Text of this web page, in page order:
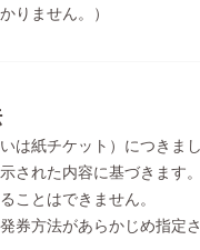
りません。）
は紙チケット）につきま
された内容に基づきます
ことはできません。
券方法があらかじめ指定